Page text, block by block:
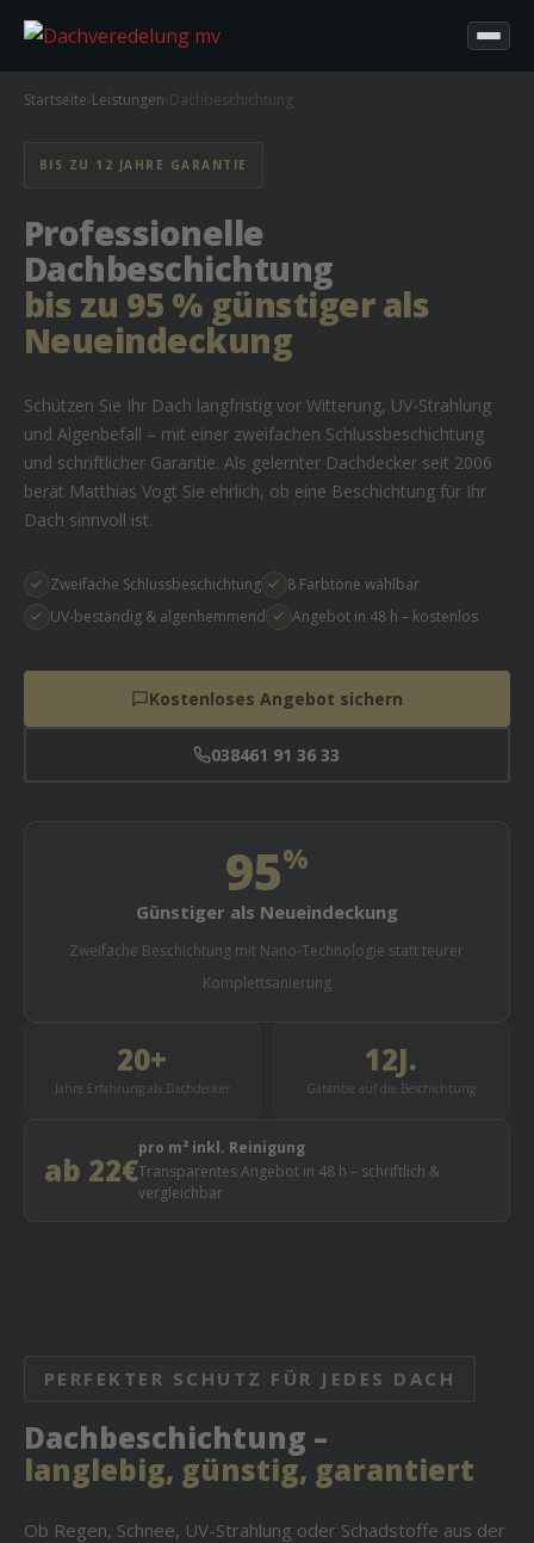
Startseite Leistungen Dachbeschichtung
BIS ZU 12 JAHRE GARANTIE
Professionelle
Dachbeschichtung
bis zu 95 % günstiger als
Neueindeckung
Schützen Sie Ihr Dach langfristig vor Witterung, UV-Strahlung
und Algenbefall – mit einer zweifachen Schlussbeschichtung
und schriftlicher Garantie. Als gelernter Dachdecker seit 2006
berät Matthias Vogt Sie ehrlich, ob eine Beschichtung für Ihr
Dach sinnvoll ist.
Zweifache Schlussbeschichtung
8 Farbtöne wählbar
UV-beständig & algenhemmend
Angebot in 48 h – kostenlos
Kostenloses Angebot sichern
038461 91 36 33
95%
Günstiger als Neueindeckung
Zweifache Beschichtung mit Nano-Technologie statt teurer
Komplettsanierung
20+
Jahre Erfahrung als Dachdecker
12J.
Garantie auf die Beschichtung
ab 22€
pro m² inkl. Reinigung
Transparentes Angebot in 48 h – schriftlich &
vergleichbar
PERFEKTER SCHUTZ FÜR JEDES DACH
Dachbeschichtung –
langlebig, günstig, garantiert
Ob Regen, Schnee, UV-Strahlung oder Schadstoffe aus der